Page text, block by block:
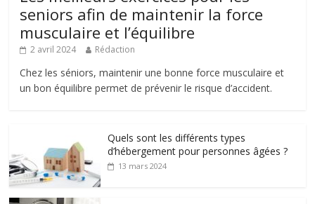
seniors afin de maintenir la force
musculaire et l’équilibre
2 avril 2024 Rédaction
Chez les séniors, maintenir une bonne force musculaire et
un bon équilibre permet de prévenir le risque d’accident.
Quels sont les différents types
d’hébergement pour personnes âgées ?
13 mars 2024